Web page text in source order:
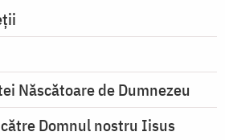
Născătoare de Dumnezeu
Domnul nostru Iisus